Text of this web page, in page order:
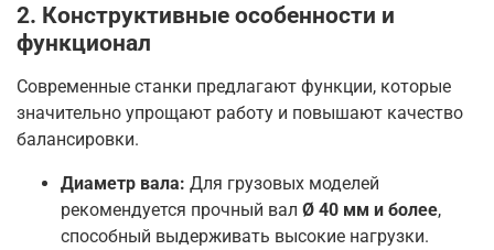
2. Конструктивные особенности и
функционал
Современные станки предлагают функции, которые
значительно упрощают работу и повышают качество
балансировки.
Диаметр вала: Для грузовых моделей
рекомендуется прочный вал Ø 40 мм и более,
способный выдерживать высокие нагрузки.